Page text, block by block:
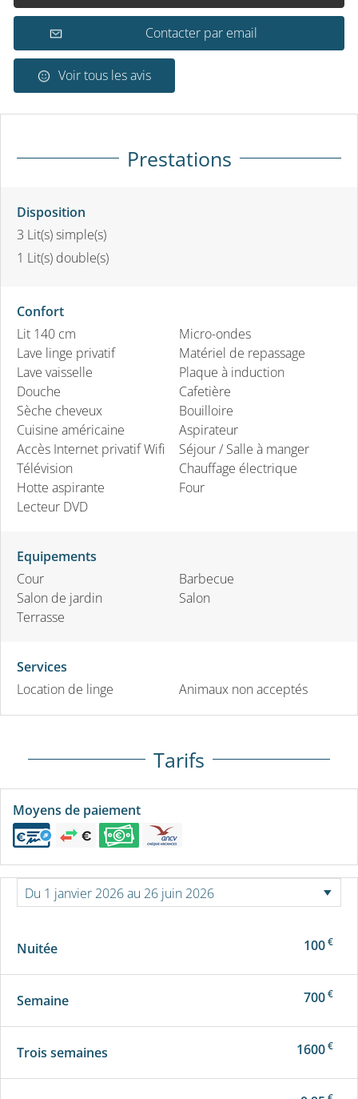
Contacter par email
Voir tous les avis
Prestations
Disposition
3 Lit(s) simple(s)
1 Lit(s) double(s)
Confort
Lit 140 cm
Lave linge privatif
Lave vaisselle
Douche
Sèche cheveux
Cuisine américaine
Accès Internet privatif Wifi
Télévision
Hotte aspirante
Lecteur DVD
Micro-ondes
Matériel de repassage
Plaque à induction
Cafetière
Bouilloire
Aspirateur
Séjour / Salle à manger
Chauffage électrique
Four
Equipements
Cour
Salon de jardin
Terrasse
Barbecue
Salon
Services
Location de linge
Animaux non acceptés
Tarifs
Moyens de paiement
Nuitée 100€
Semaine 700€
Trois semaines 1600€